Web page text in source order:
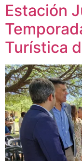
Estación
Turística